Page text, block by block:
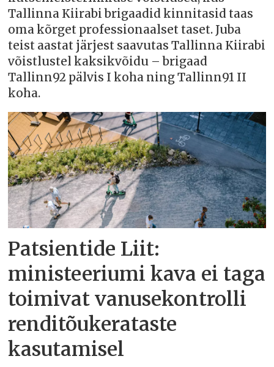
Tallinna Kiirabi brigaadid kinnitasid taas
oma kõrget professionaalset taset. Juba
teist aastat järjest saavutas Tallinna Kiirabi
võistlustel kaksikvõidu – brigaad
Tallinn92 pälvis I koha ning Tallinn91 II
koha.
Patsientide Liit:
ministeeriumi kava ei taga
toimivat vanusekontrolli
renditõukerataste
kasutamisel